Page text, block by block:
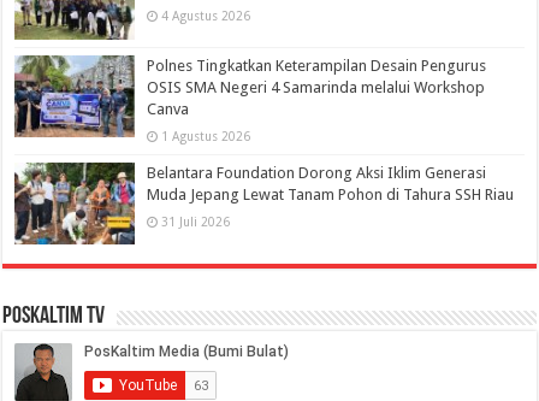
4 Agustus 2026
Polnes Tingkatkan Keterampilan Desain Pengurus
OSIS SMA Negeri 4 Samarinda melalui Workshop
Canva
1 Agustus 2026
Belantara Foundation Dorong Aksi Iklim Generasi
Muda Jepang Lewat Tanam Pohon di Tahura SSH Riau
31 Juli 2026
PosKaltim TV